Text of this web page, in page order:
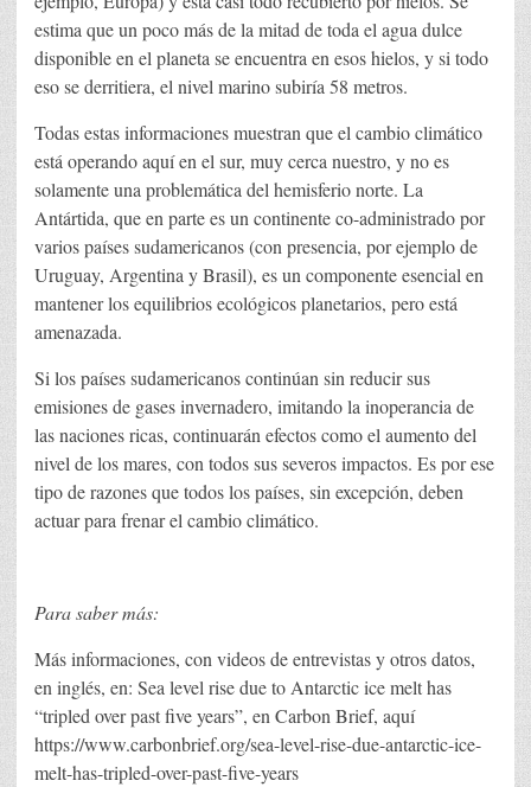
estima que un poco más de la mitad de toda el agua dulce
disponible en el planeta se encuentra en esos hielos, y si todo
eso se derritiera, el nivel marino subiría 58 metros.
Todas estas informaciones muestran que el cambio climático
está operando aquí en el sur, muy cerca nuestro, y no es
solamente una problemática del hemisferio norte. La
Antártida, que en parte es un continente co-administrado por
varios países sudamericanos (con presencia, por ejemplo de
Uruguay, Argentina y Brasil), es un componente esencial en
mantener los equilibrios ecológicos planetarios, pero está
amenazada.
Si los países sudamericanos continúan sin reducir sus
emisiones de gases invernadero, imitando la inoperancia de
las naciones ricas, continuarán efectos como el aumento del
nivel de los mares, con todos sus severos impactos. Es por ese
tipo de razones que todos los países, sin excepción, deben
actuar para frenar el cambio climático.
Para saber más:
Más informaciones, con videos de entrevistas y otros datos,
en inglés, en: Sea level rise due to Antarctic ice melt has
“tripled over past five years”, en Carbon Brief, aquí
https://www.carbonbrief.org/sea-level-rise-due-antarctic-ice-
melt-has-tripled-over-past-five-years